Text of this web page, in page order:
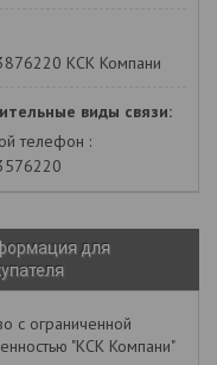
КСК Компани
телефон
для
с ограниченной
"КСК Компани"